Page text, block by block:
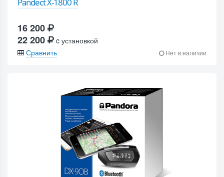
16 200
22 200
c установкой
Сравнить
Нет в наличии